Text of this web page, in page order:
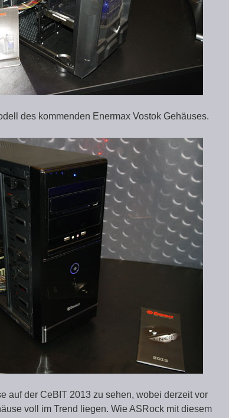
des kommenden Enermax Vostok Gehäuses.
auf der CeBIT 2013 zu sehen, wobei derzeit vor
voll im Trend liegen. Wie ASRock mit diesem